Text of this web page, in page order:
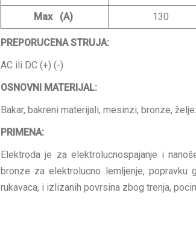
Max (A)
130
PREPORUCENA STRUJA:
AC ili DC (+) (-)
OSNOVNI MATERIJAL:
Bakar, bakreni materijali, mesinzi, bronze,
PRIMENA:
Elektroda je za elektrolucnospajanje i
bronze za elektrolucno lemljenje, popravku
rukavaca, i izlizanih povrsina zbog trenja,